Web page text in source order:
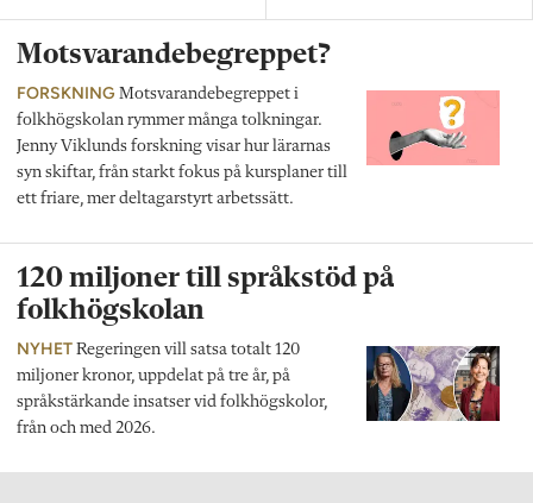
Motsvarandebegreppet?
FORSKNING Motsvarandebegreppet i
folkhögskolan rymmer många tolkningar.
Jenny Viklunds forskning visar hur lärarnas
syn skiftar, från starkt fokus på kursplaner till
ett friare, mer deltagarstyrt arbetssätt.
120 miljoner till språkstöd på
folkhögskolan
NYHET Regeringen vill satsa totalt 120
miljoner kronor, uppdelat på tre år, på
språkstärkande insatser vid folkhögskolor,
från och med 2026.